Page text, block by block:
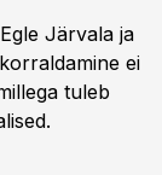
Järvala ja
ei
tuleb